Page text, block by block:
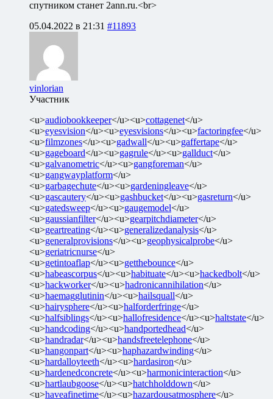
спутником станет 2ann.ru.<br>
05.04.2022 в 21:31 #11893
vinlorian
Участник
<u>audiobookkeeper</u><u>cottagenet</u>
<u>eyesvision</u><u>eyesvisions</u><u>factoringfee</u>
<u>filmzones</u><u>gadwall</u><u>gaffertape</u>
<u>gageboard</u><u>gagrule</u><u>gallduct</u>
<u>galvanometric</u><u>gangforeman</u>
<u>gangwayplatform</u>
<u>garbagechute</u><u>gardeningleave</u>
<u>gascautery</u><u>gashbucket</u><u>gasreturn</u>
<u>gatedsweep</u><u>gaugemodel</u>
<u>gaussianfilter</u><u>gearpitchdiameter</u>
<u>geartreating</u><u>generalizedanalysis</u>
<u>generalprovisions</u><u>geophysicalprobe</u>
<u>geriatricnurse</u>
<u>getintoaflap</u><u>getthebounce</u>
<u>habeascorpus</u><u>habituate</u><u>hackedbolt</u>
<u>hackworker</u><u>hadronicannihilation</u>
<u>haemagglutinin</u><u>hailsquall</u>
<u>hairysphere</u><u>halforderfringe</u>
<u>halfsiblings</u><u>hallofresidence</u><u>haltstate</u>
<u>handcoding</u><u>handportedhead</u>
<u>handradar</u><u>handsfreetelephone</u>
<u>hangonpart</u><u>haphazardwinding</u>
<u>hardalloyteeth</u><u>hardasiron</u>
<u>hardenedconcrete</u><u>harmonicinteraction</u>
<u>hartlaubgoose</u><u>hatchholddown</u>
<u>haveafinetime</u><u>hazardousatmosphere</u>